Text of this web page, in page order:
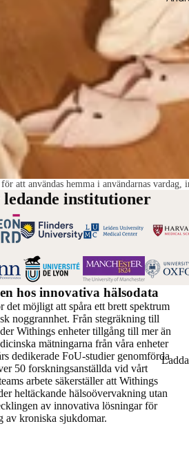
att användas hemma i användarnas
ledande institutioner
hos innovativa hälsodata
det möjligt att spåra ett brett spektrum
noggrannhet. Från stegräkning till
Withings enheter tillgång till mer än
mätningarna från våra enheter
dedikerade FoU-studier genomförda
50 forskningsanställda vid vårt
arbete säkerställer att Withings
heltäckande hälsoövervakning utan
av innovativa lösningar för
av kroniska sjukdomar.